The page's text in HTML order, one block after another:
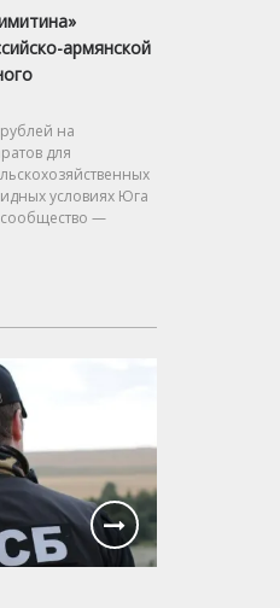
армянской
на
для
условиях Юга
—